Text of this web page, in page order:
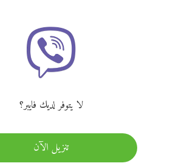
لا يتوفر لديك فايبر؟
تنزيل الآن